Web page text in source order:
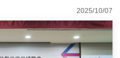
2025/10/07